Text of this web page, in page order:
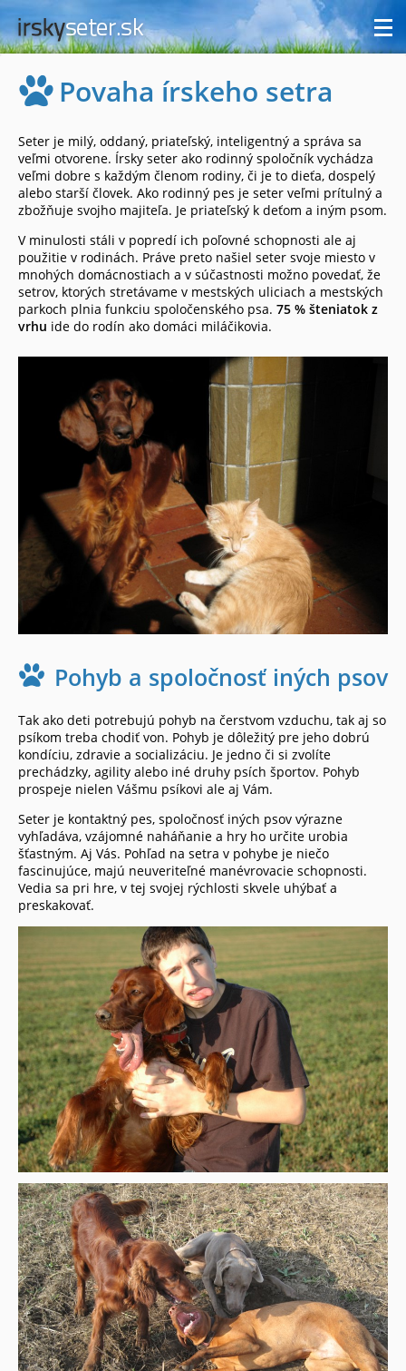
Povaha írskeho setra
Seter je milý, oddaný, priateľský, inteligentný a správa sa
veľmi otvorene. Írsky seter ako rodinný spoločník vychádza
veľmi dobre s každým členom rodiny, či je to dieťa, dospelý
alebo starší človek. Ako rodinný pes je seter veľmi prítulný a
zbožňuje svojho majiteľa. Je priateľský k deťom a iným psom.
V minulosti stáli v popredí ich poľovné schopnosti ale aj
použitie v rodinách. Práve preto našiel seter svoje miesto v
mnohých domácnostiach a v súčastnosti možno povedať, že
setrov, ktorých stretávame v mestských uliciach a mestských
parkoch plnia funkciu spoločenského psa. 75 % šteniatok z
vrhu ide do rodín ako domáci miláčikovia.
Pohyb a spoločnosť iných psov
Tak ako deti potrebujú pohyb na čerstvom vzduchu, tak aj so
psíkom treba chodiť von. Pohyb je dôležitý pre jeho dobrú
kondíciu, zdravie a socializáciu. Je jedno či si zvolíte
prechádzky, agility alebo iné druhy psích športov. Pohyb
prospeje nielen Vášmu psíkovi ale aj Vám.
Seter je kontaktný pes, spoločnosť iných psov výrazne
vyhľadáva, vzájomné naháňanie a hry ho určite urobia
šťastným. Aj Vás. Pohľad na setra v pohybe je niečo
fascinujúce, majú neuveriteľné manévrovacie schopnosti.
Vedia sa pri hre, v tej svojej rýchlosti skvele uhýbať a
preskakovať.